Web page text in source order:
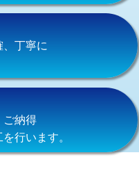
16,500円
、丁寧に
ご納得
行います。